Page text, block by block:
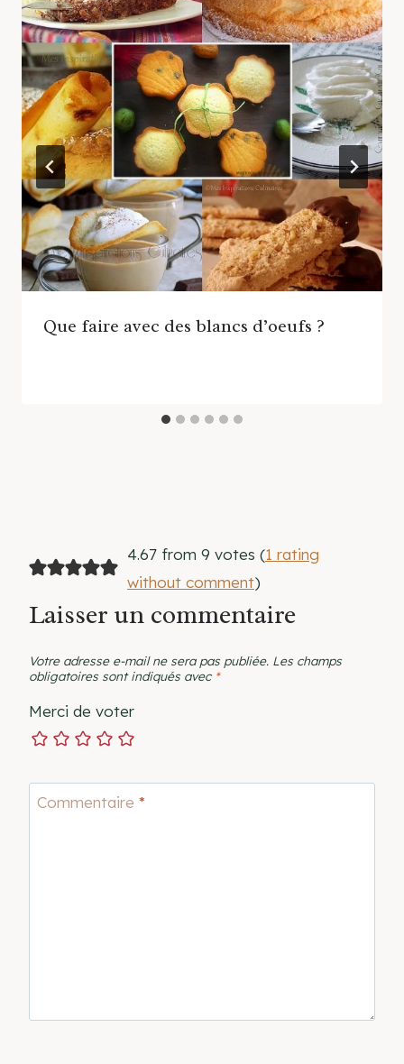
Que faire avec des blancs d’oeufs ?
4.67 from 9 votes (1 rating
without comment)
Laisser un commentaire
Votre adresse e-mail ne sera pas publiée. Les champs
obligatoires sont indiqués avec *
Merci de voter
Commentaire *